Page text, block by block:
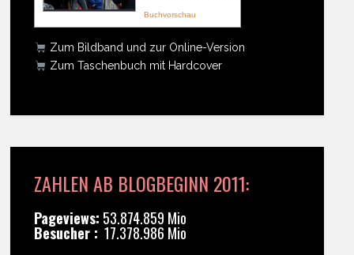
Buchvorschau
Zum Bildband und zur Online-Version
Zum Taschenbuch mit Hardcover
ZAHLEN AB BLOGBEGINN 2011:
Pageviews: 53.874.859 Mio
Besucher : 17.378.986 Mio